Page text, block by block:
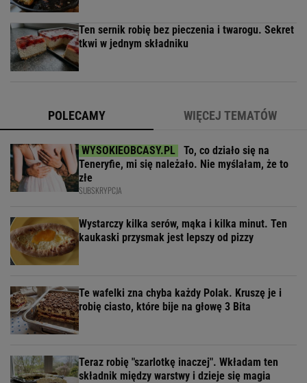
Ten sernik robię bez pieczenia i twarogu. Sekret
tkwi w jednym składniku
POLECAMY WIĘCEJ TEMATÓW
To, co działo się na
Teneryfie, mi się należało. Nie myślałam, że to
złe
SUBSKRYPCJA
Wystarczy kilka serów, mąka i kilka minut. Ten
kaukaski przysmak jest lepszy od pizzy
Te wafelki zna chyba każdy Polak. Kruszę je i
robię ciasto, które bije na głowę 3 Bita
Teraz robię "szarlotkę inaczej". Wkładam ten
składnik między warstwy i dzieje się magia